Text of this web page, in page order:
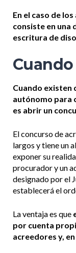
En el caso de
consiste en una
escritura de
Cuando existen
autónomo para
es abrir un
El concurso de
largos y tiene un
exponer su
procurador y un
designado por el
establecerá el
La ventaja es que
por cuenta
acreedores y,